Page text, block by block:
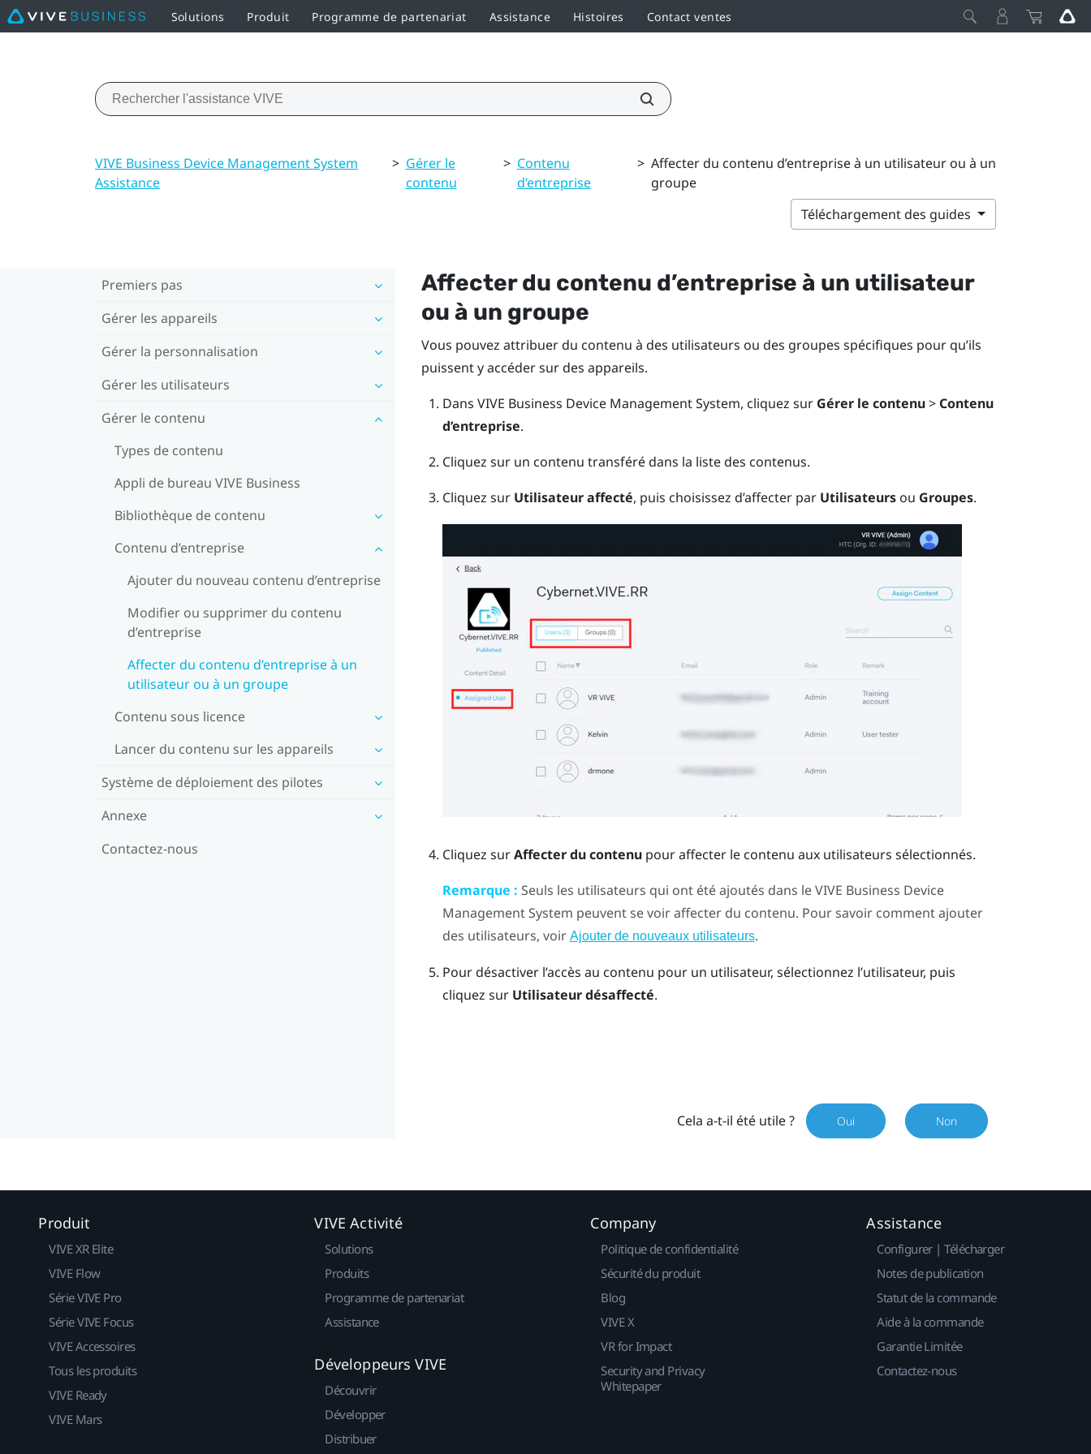
Solutions Produit Programme de partenariat Assistance Histoires Contact ventes
VIVE Business Device Management System
Assistance
> Gérer le
contenu
> Contenu
d’entreprise
> Affecter du contenu d’entreprise à un utilisateur ou à un
groupe
Téléchargement des guides
Premiers pas
Gérer les appareils
Gérer la personnalisation
Gérer les utilisateurs
Gérer le contenu
Types de contenu
Appli de bureau VIVE Business
Bibliothèque de contenu
Contenu d’entreprise
Ajouter du nouveau contenu d’entreprise
Modifier ou supprimer du contenu
d’entreprise
Affecter du contenu d’entreprise à un
utilisateur ou à un groupe
Contenu sous licence
Lancer du contenu sur les appareils
Système de déploiement des pilotes
Annexe
Contactez-nous
Affecter du contenu d’entreprise à un utilisateur
ou à un groupe
Vous pouvez attribuer du contenu à des utilisateurs ou des groupes spécifiques pour qu’ils
puissent y accéder sur des appareils.
Dans VIVE Business Device Management System, cliquez sur Gérer le contenu> Contenu
d’entreprise.
Cliquez sur un contenu transféré dans la liste des contenus.
Cliquez sur Utilisateur affecté, puis choisissez d’affecter par Utilisateursou Groupes.
Cliquez surAffecter du contenupour affecter le contenu aux utilisateurs sélectionnés.
Remarque : Seuls les utilisateurs qui ont été ajoutés dans leVIVE Business Device
Management System peuvent se voir affecter du contenu. Pour savoir comment ajouter
des utilisateurs, voir Ajouter de nouveaux utilisateurs.
Pour désactiver l’accès au contenu pour un utilisateur, sélectionnez l’utilisateur, puis
cliquez sur Utilisateur désaffecté.
Cela a-t-il été utile ? Oui Non
Produit
VIVE XR Elite
VIVE Flow
Série VIVE Pro
Série VIVE Focus
VIVE Accessoires
Tous les produits
VIVE Ready
VIVE Mars
VIVE Activité
Solutions
Produits
Programme de partenariat
Assistance
Développeurs VIVE
Découvrir
Développer
Distribuer
Company
Politique de confidentialité
Sécurité du produit
Blog
VIVE X
VR for Impact
Security and Privacy
Whitepaper
Assistance
Configurer | Télécharger
Notes de publication
Statut de la commande
Aide à la commande
Garantie Limitée
Contactez-nous